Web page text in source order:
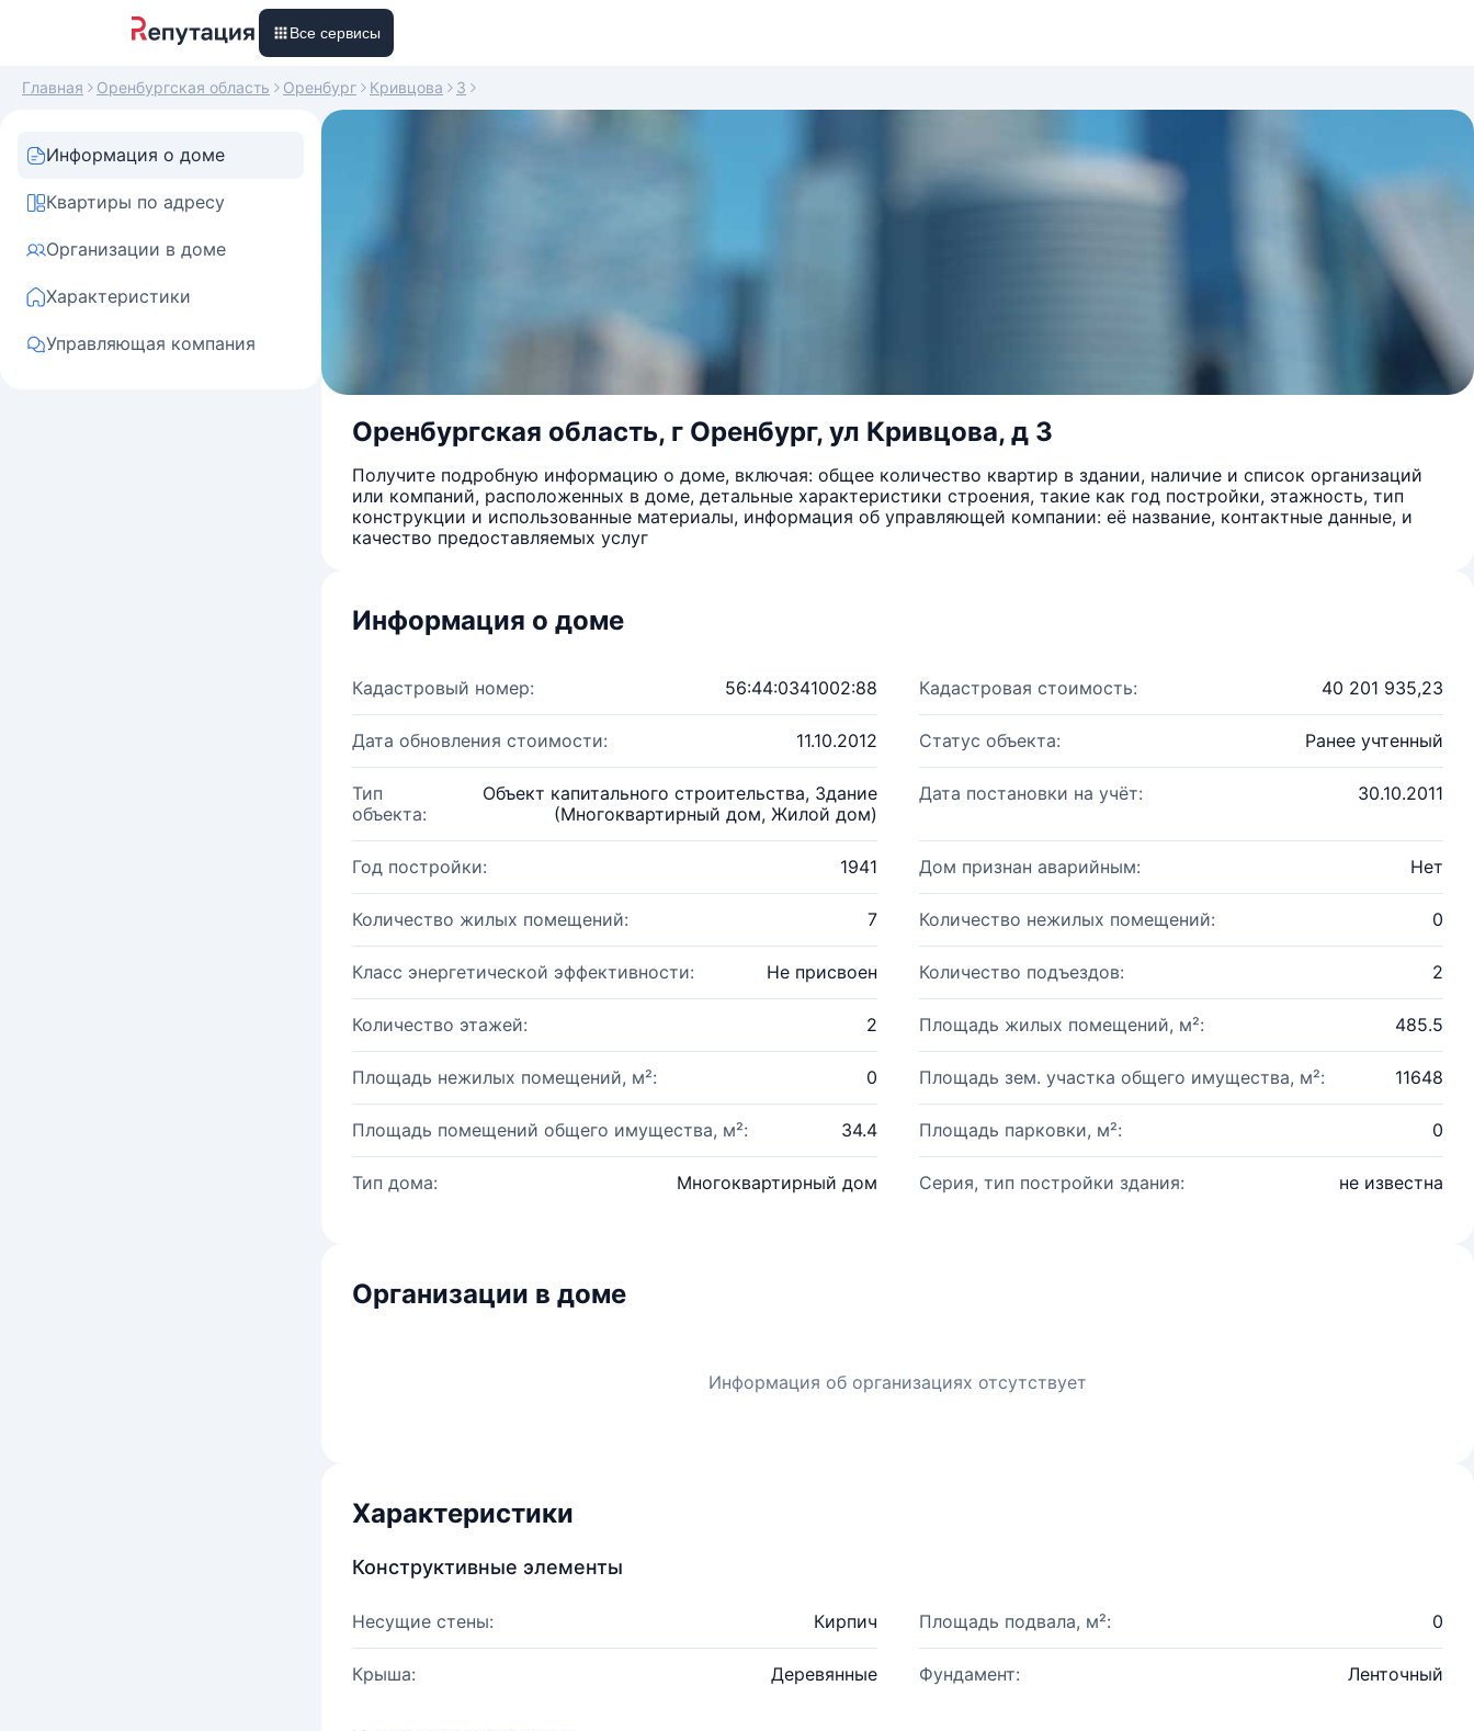
Все сервисы
Главная Оренбургская область Оренбург Кривцова 3
Информация о доме
Квартиры по адресу
Организации в доме
Характеристики
Управляющая компания
Оренбургская область, г Оренбург, ул Кривцова, д 3
Получите подробную информацию о доме, включая: общее количество квартир в здании, наличие и список организаций
или компаний, расположенных в доме, детальные характеристики строения, такие как год постройки, этажность, тип
конструкции и использованные материалы, информация об управляющей компании: её название, контактные данные, и
качество предоставляемых услуг
Информация о доме
Кадастровый номер: 56:44:0341002:88 Кадастровая стоимость: 40 201 935,23
Дата обновления стоимости: 11.10.2012 Статус объекта: Ранее учтенный
Тип
объекта:
Объект капитального строительства, Здание
(Многоквартирный дом, Жилой дом)
Дата постановки на учёт: 30.10.2011
Год постройки: 1941 Дом признан аварийным: Нет
Количество жилых помещений: 7 Количество нежилых помещений: 0
Класс энергетической эффективности: Не присвоен Количество подъездов: 2
Количество этажей: 2 Площадь жилых помещений, м²: 485.5
Площадь нежилых помещений, м²: 0 Площадь зем. участка общего имущества, м²: 11648
Площадь помещений общего имущества, м²: 34.4 Площадь парковки, м²: 0
Тип дома: Многоквартирный дом Серия, тип постройки здания: не известна
Организации в доме
Информация об организациях отсутствует
Характеристики
Конструктивные элементы
Несущие стены: Кирпич Площадь подвала, м²: 0
Крыша: Деревянные Фундамент: Ленточный